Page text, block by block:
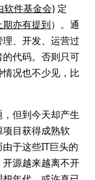
软件基金会) 定
期亦有提到）。通
、开发、运营过
代码。否则只可
况也不少见，比
但到今天却产生
目获得成熟软
于这些IT巨头的
源越来越离不开